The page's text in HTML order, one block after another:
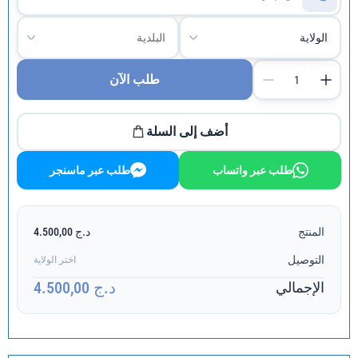
طلب الآن
أضف إلى السلة
طلب عبر واتساب طلب عبر ماسنجر
المنتج د.ج 4.500,00
التوصيل اختر الولاية
الإجمالي د.ج 4.500,00